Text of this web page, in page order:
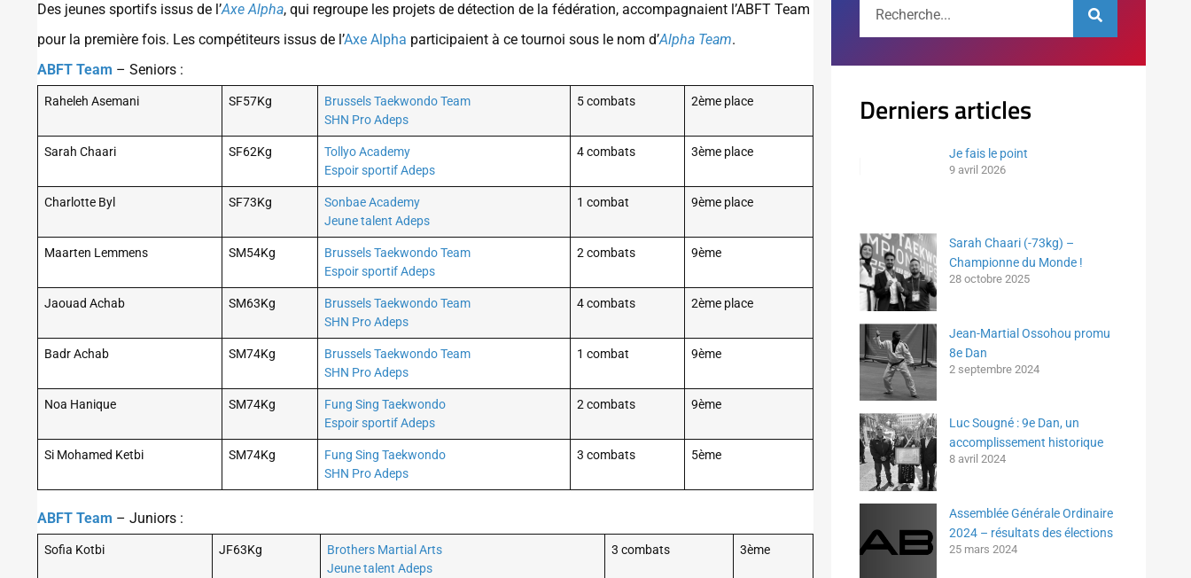
Des jeunes sportifs issus de l’Axe Alpha, qui regroupe les projets de détection de la fédération, accompagnaient l’ABFT Team
pour la première fois. Les compétiteurs issus de l’Axe Alpha participaient à ce tournoi sous le nom d’Alpha Team.
ABFT Team – Seniors :
Raheleh Asemani SF57Kg
Brussels Taekwondo Team
SHN Pro Adeps
5 combats 2ème place
Sarah Chaari SF62Kg
Tollyo Academy
Espoir sportif Adeps
4 combats 3ème place
Charlotte Byl SF73Kg
Sonbae Academy
Jeune talent Adeps
1 combat 9ème place
Maarten Lemmens SM54Kg
Brussels Taekwondo Team
Espoir sportif Adeps
2 combats 9ème
Jaouad Achab SM63Kg
Brussels Taekwondo Team
SHN Pro Adeps
4 combats 2ème place
Badr Achab SM74Kg
Brussels Taekwondo Team
SHN Pro Adeps
1 combat 9ème
Noa Hanique SM74Kg
Fung Sing Taekwondo
Espoir sportif Adeps
2 combats 9ème
Si Mohamed Ketbi SM74Kg
Fung Sing Taekwondo
SHN Pro Adeps
3 combats 5ème
ABFT Team – Juniors :
Sofia Kotbi JF63Kg
Brothers Martial Arts
Jeune talent Adeps
3 combats 3ème
Derniers articles
Je fais le point
9 avril 2026
Sarah Chaari (-73kg) –
Championne du Monde !
28 octobre 2025
Jean-Martial Ossohou promu
8e Dan
2 septembre 2024
Luc Sougné : 9e Dan, un
accomplissement historique
8 avril 2024
Assemblée Générale Ordinaire
2024 – résultats des élections
25 mars 2024